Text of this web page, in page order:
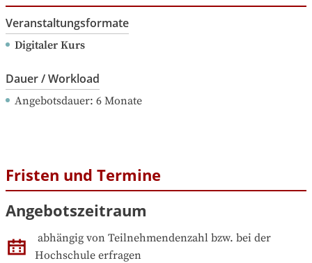
Veranstaltungsformate
Digitaler Kurs
Dauer / Workload
Angebotsdauer: 6 Monate
Fristen und Termine
Angebotszeitraum
abhängig von Teilnehmendenzahl bzw. bei der
Hochschule erfragen